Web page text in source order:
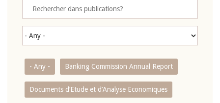
- Any - Banking Commission Annual Report
Documents d’Etude et d’Analyse Economiques